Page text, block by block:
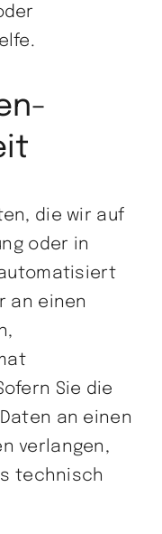
die wir auf
oder in
an einen
Sie die
an einen
verlangen,
technisch